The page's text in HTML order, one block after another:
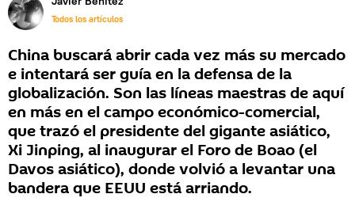
Todos los artículos
China buscará abrir cada vez más su mercado
e intentará ser guía en la defensa de la
globalización. Son las líneas maestras de aquí
en más en el campo económico-comercial,
que trazó el presidente del gigante asiático,
Xi Jinping, al inaugurar el Foro de Boao (el
Davos asiático), donde volvió a levantar una
bandera que EEUU está arriando.